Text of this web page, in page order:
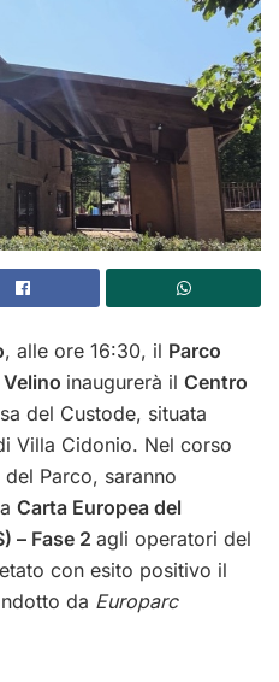
, alle ore 16:30, il Parco
inaugurerà il Centro
del Custode, situata
Villa Cidonio. Nel corso
Parco, saranno
Carta Europea del
– Fase 2 agli operatori del
con esito positivo il
da Europarc